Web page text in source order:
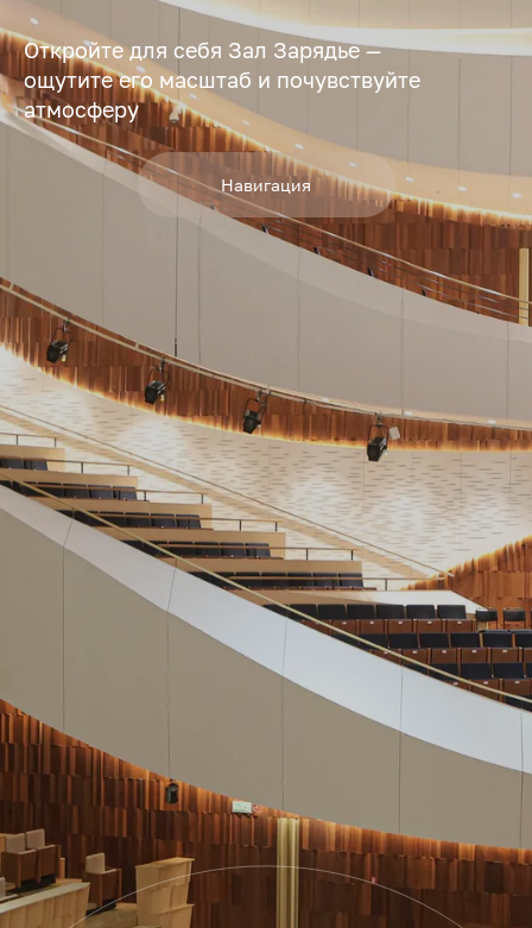
Откройте для себя Зал Зарядье —
ощутите его масштаб и почувствуйте
атмосферу
Навигация